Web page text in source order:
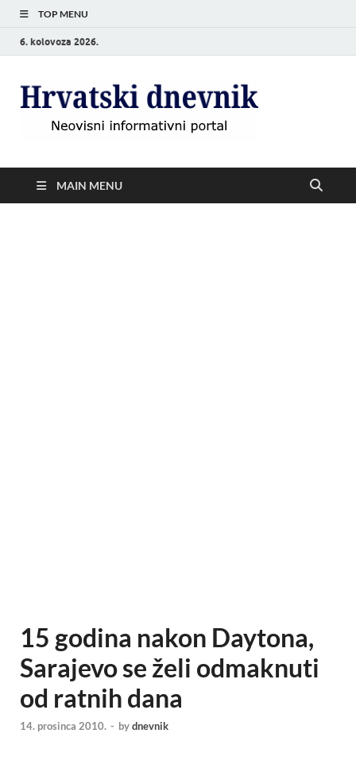
TOP MENU
6. kolovoza 2026.
MAIN MENU
15 godina nakon Daytona,
Sarajevo se želi odmaknuti
od ratnih dana
14. prosinca 2010. - bydnevnik